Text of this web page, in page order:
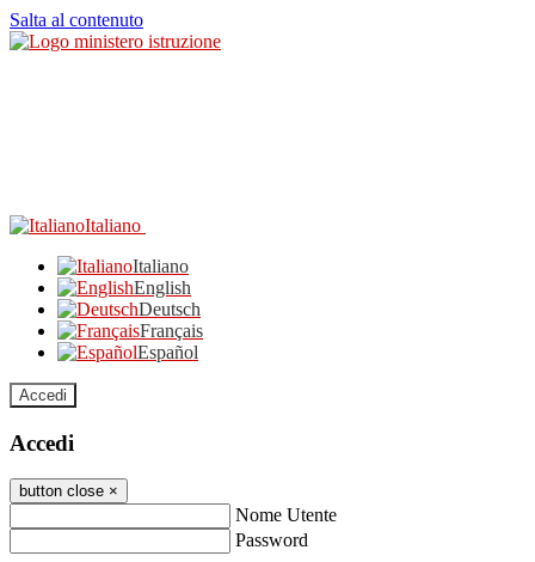
Salta al contenuto
Italiano
Italiano
English
Deutsch
Français
Español
Accedi
Accedi
button close ×
Nome Utente
Password